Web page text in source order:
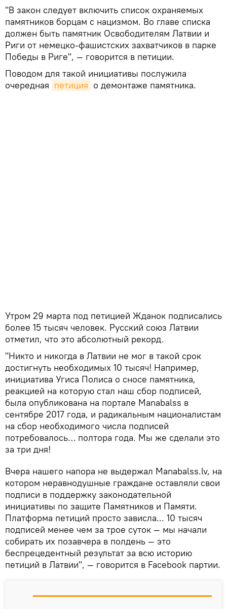
"В закон следует включить список охраняемых
памятников борцам с нацизмом. Во главе списка
должен быть памятник Освободителям Латвии и
Риги от немецко-фашистских захватчиков в парке
Победы в Риге", — говорится в петиции.
Поводом для такой инициативы послужила
очередная петиция о демонтаже памятника.
Утром 29 марта под петицией Жданок подписались
более 15 тысяч человек. Русский союз Латвии
отметил, что это абсолютный рекорд.
"Никто и никогда в Латвии не мог в такой срок
достигнуть необходимых 10 тысяч! Например,
инициатива Угиса Полиса о сносе памятника,
реакцией на которую стал наш сбор подписей,
была опубликована на портале Manabalss в
сентябре 2017 года, и радикальным националистам
на сбор необходимого числа подписей
потребовалось… полтора года. Мы же сделали это
за три дня!
Вчера нашего напора не выдержал Manabalss.lv, на
котором неравнодушные граждане оставляли свои
подписи в поддержку законодательной
инициативы по защите Памятников и Памяти.
Платформа петиций просто зависла... 10 тысяч
подписей менее чем за трое суток — мы начали
собирать их позавчера в полдень — это
беспрецедентный результат за всю историю
петиций в Латвии", — говорится в Facebook партии.